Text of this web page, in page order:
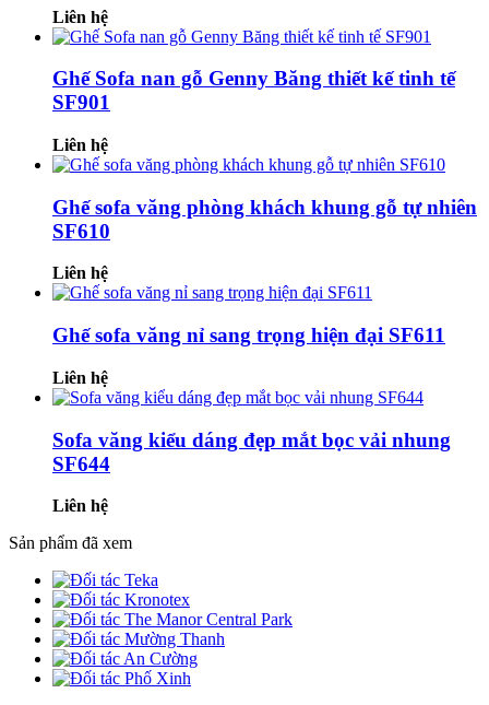
Liên hệ
Ghế Sofa nan gỗ Genny Băng thiết kế tinh tế
SF901
Liên hệ
Ghế sofa văng phòng khách khung gỗ tự nhiên
SF610
Liên hệ
Ghế sofa văng nỉ sang trọng hiện đại SF611
Liên hệ
Sofa văng kiểu dáng đẹp mắt bọc vải nhung
SF644
Liên hệ
Sản phẩm đã xem